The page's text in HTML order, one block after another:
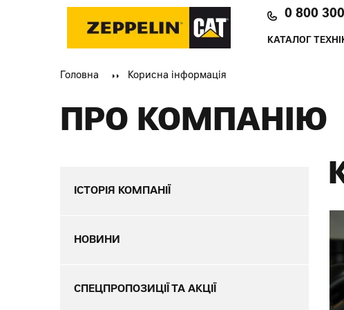
0 800
КАТАЛОГ
Головна Корисна інформація
ПРО КОМПАНІЮ
ІСТОРІЯ КОМПАНІЇ
НОВИНИ
СПЕЦПРОПОЗИЦІЇ ТА АКЦІЇ